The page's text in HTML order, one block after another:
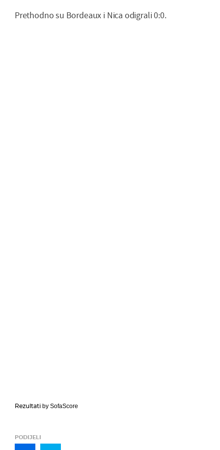
Prethodno su Bordeaux i Nica odigrali 0:0.
Rezultati by SofaScore
PODIJELI